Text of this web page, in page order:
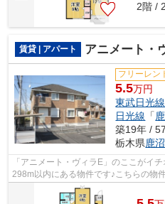
2階 /
賃貸 | アパート アニメート・
フリーレン
5.5万円
東武日光線
日光線 「
築19年 /
栃木県鹿
「アニメート・ヴィラE」のここがイ
298m以内にある物件です♪こちらの物
駅にアクセスできる、立地の良さも魅力